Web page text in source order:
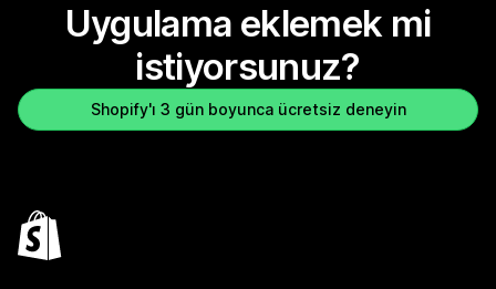
Uygulama eklemek mi
istiyorsunuz?
Shopify'ı 3 gün boyunca ücretsiz deneyin